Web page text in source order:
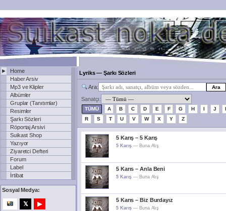
►
Home
Haber Arsiv
Mp3 ve Klipler
Albümler
Gruplar (Tanıtımlar)
Resimler
Şarkı Sözleri
Röportaj Arsivi
Suikast Shop
Yazıyor
Ziyaretci Defteri
Forum
Label
İrtibat
Sosyal Medya:
𝕏 ▶
Lyriks — Şarkı Sözleri
Ara:
Sanatçı:
TÜMÜ A B C D E F G H I J
R
S T U V W X Y Z
5 Karış – 5 Karış
5 Karış — Buna Alış
5 Karıs – Anla Beni
5 Karış — Buna Alış
5 Karıs – Biz Burdayız
5 Karış — Buna Alış